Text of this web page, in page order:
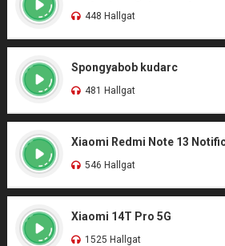
448 Hallgat
Spongyabob kudarc
481 Hallgat
Xiaomi Redmi Note 13
546 Hallgat
Xiaomi 14T Pro 5G
1525 Hallgat